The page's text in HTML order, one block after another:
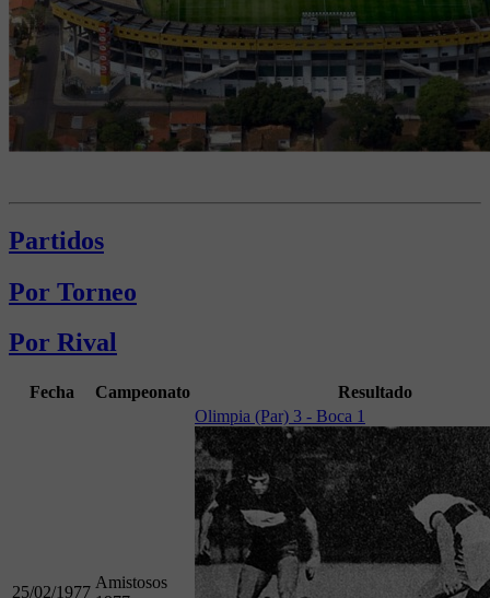
Partidos
Por Torneo
Por Rival
Fecha Campeonato Resultado
25/02/1977
Amistosos
Olimpia (Par) 3 - Boca 1